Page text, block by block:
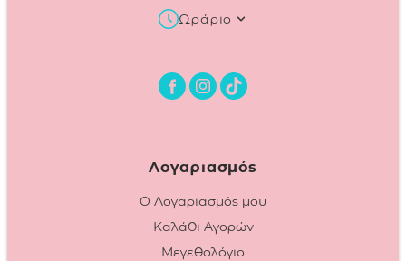
Ωράριο
Λογαριασμός
Ο Λογαριασμός μου
Καλάθι Αγορών
Μεγεθολόγιο